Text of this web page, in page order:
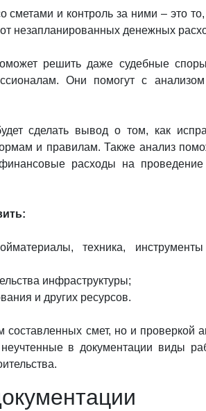
сметами и контроль за ними – это
незапланированных денежных
решить даже судебные
Они помогут с
сделать вывод о том, как
и правилам. Также анализ
расходы на проведение
техника,
инфраструктуры;
и других ресурсов.
смет, но и проверкой
в документации виды